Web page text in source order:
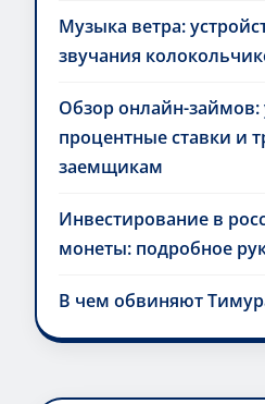
Музыка ветра:
звучания
Обзор онлайн-
процентные ставки и
заемщикам
Инвестирование в
монеты: подробное
В чем обвиняют